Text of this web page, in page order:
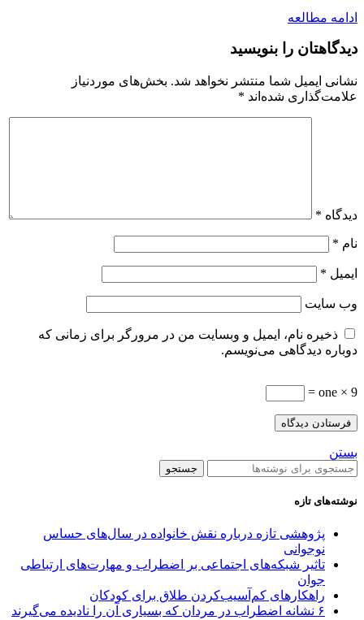
ادامه مطالعه
دیدگاهتان را بنویسید
نشانی ایمیل شما منتشر نخواهد شد. بخش‌های موردنیاز
علامت‌گذاری شده‌اند *
دیدگاه *
نام *
ایمیل *
وب‌ سایت
ذخیره نام، ایمیل و وبسایت من در مرورگر برای زمانی که
دوباره دیدگاهی می‌نویسم.
9 × one =
بستن
جستجو
نوشته‌های تازه
پژوهشی تازه درباره نقش خانواده در سال‌های حساس
نوجوانی
تاثیر شبکه‌های اجتماعی بر اضطراب و مهارت‌های ارتباطی
جوان
راهکارهای کم‌آسیب‌کردن طلاق برای کودکان
۶ نشانه اضطراب در مردان که بسیاری آن را نادیده می‌گیرند